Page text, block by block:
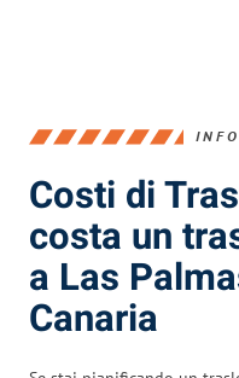
INFO
Costi di
costa un
a Las
Canaria